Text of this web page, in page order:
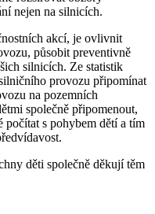
nejen na silnicích.
akcí, je ovlivnit
působit preventivně
silnicích. Ze statistik
provozu připomínat
na pozemních
společně připomenout,
počítat s pohybem dětí a tím
děti společně děkují těm